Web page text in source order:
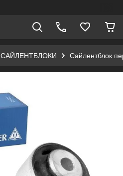
САЙЛЕНТБЛОКИ Сайлентблок